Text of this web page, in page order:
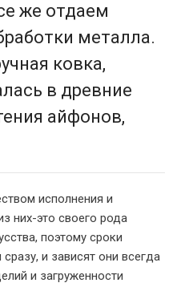
же отдаем
металла.
ковка,
в древние
айфонов,
исполнения и
них-это своего рода
поэтому сроки
и зависят они всегда
и загруженности